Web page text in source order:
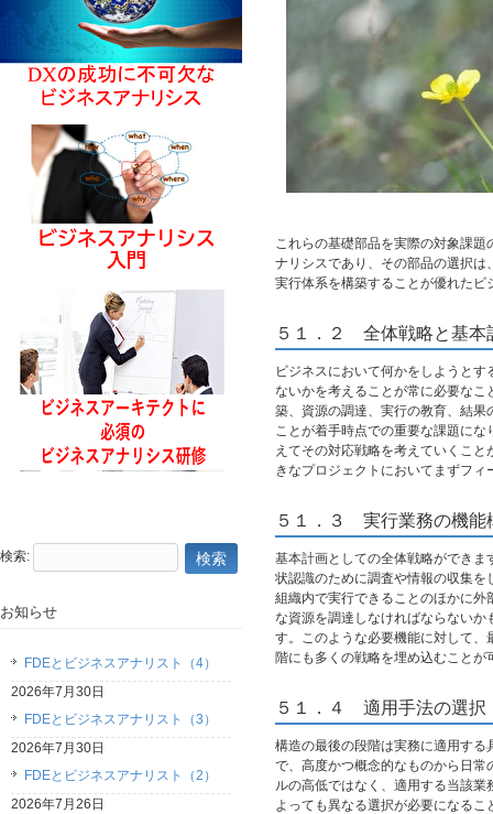
これらの基礎部品を実際の対象課
ナリシスであり、その部品の選択
実行体系を構築することが優れた
５１．２ 全体戦略と基本
ビジネスにおいて何かをしようと
ないかを考えることが常に必要な
築、資源の調達、実行の教育、結
ことが着手時点での重要な課題に
えてその対応戦略を考えていくこ
きなプロジェクトにおいてまずフ
５１．３ 実行業務の機能
基本計画としての全体戦略ができ
状認識のために調査や情報の収集
組織内で実行できることのほかに
な資源を調達しなければならない
す。このような必要機能に対して
階にも多くの戦略を埋め込むこと
５１．４ 適用手法の選択
構造の最後の段階は実務に適用す
で、高度かつ概念的なものから日
ルの高低ではなく、適用する当該
よっても異なる選択が必要になる
検索:
お知らせ
FDEとビジネスアナリスト（4）
2026年7月30日
FDEとビジネスアナリスト（3）
2026年7月30日
FDEとビジネスアナリスト（2）
2026年7月26日